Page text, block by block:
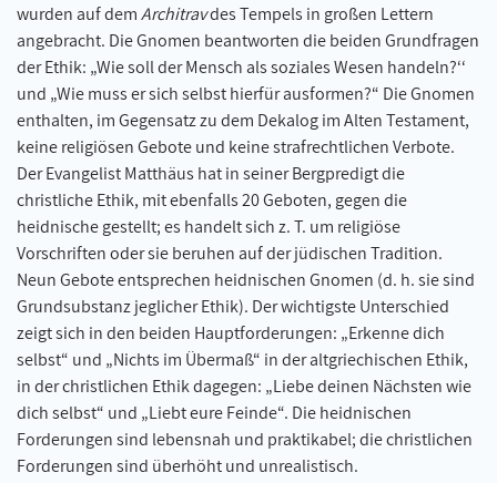
wurden auf demArchitravdes Tempels in großen Lettern
angebracht. Die Gnomen beantworten die beiden Grundfragen
der Ethik: „Wie soll der Mensch als soziales Wesen handeln?‘‘
und „Wie muss er sich selbst hierfür ausformen?“ Die Gnomen
enthalten, im Gegensatz zu dem Dekalog im Alten Testament,
keine religiösen Gebote und keine strafrechtlichen Verbote.
Der Evangelist Matthäus hat in seiner Bergpredigt die
christliche Ethik, mit ebenfalls 20 Geboten, gegen die
heidnische gestellt; es handelt sich z. T. um religiöse
Vorschriften oder sie beruhen auf der jüdischen Tradition.
Neun Gebote entsprechen heidnischen Gnomen (d. h. sie sind
Grundsubstanz jeglicher Ethik). Der wichtigste Unterschied
zeigt sich in den beiden Hauptforderungen: „Erkenne dich
selbst“ und „Nichts im Übermaß“ in der altgriechischen Ethik,
in der christlichen Ethik dagegen: „Liebe deinen Nächsten wie
dich selbst“ und „Liebt eure Feinde“. Die heidnischen
Forderungen sind lebensnah und praktikabel; die christlichen
Forderungen sind überhöht und unrealistisch.